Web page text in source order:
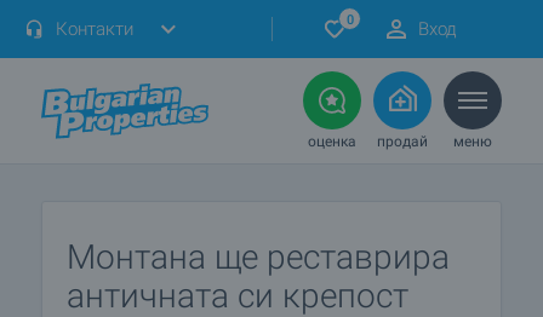
Контакти 0 Вход
оценка продай меню
Монтана ще реставрира
античната си крепост